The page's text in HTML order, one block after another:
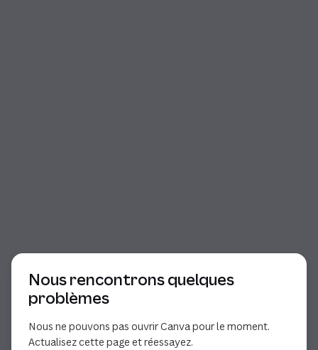
Nous rencontrons quelques
problèmes
Nous ne pouvons pas ouvrir Canva pour le moment.
Actualisez cette page et réessayez.